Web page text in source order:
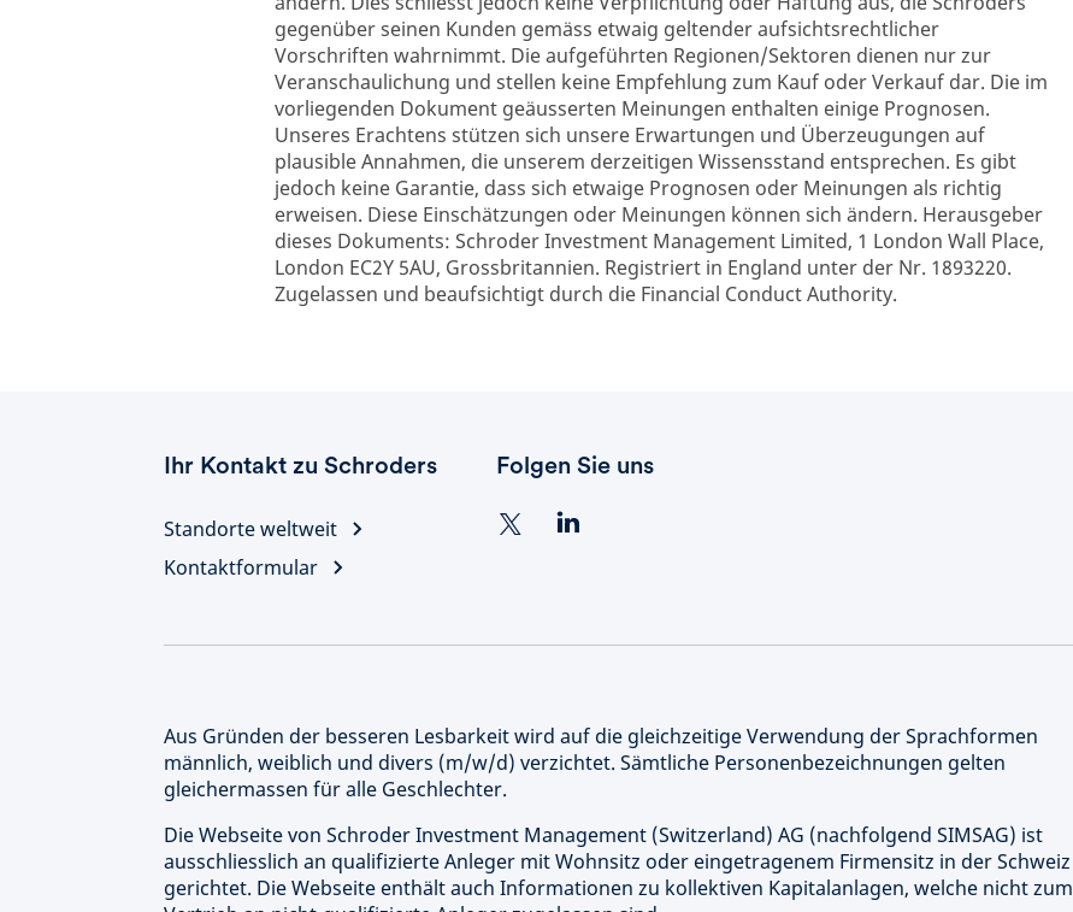
gegenüber seinen Kunden gemäss etwaig geltender aufsichtsrechtlicher
Vorschriften wahrnimmt. Die aufgeführten Regionen/Sektoren dienen nur zur
Veranschaulichung und stellen keine Empfehlung zum Kauf oder Verkauf dar. Die im
vorliegenden Dokument geäusserten Meinungen enthalten einige Prognosen.
Unseres Erachtens stützen sich unsere Erwartungen und Überzeugungen auf
plausible Annahmen, die unserem derzeitigen Wissensstand entsprechen. Es gibt
jedoch keine Garantie, dass sich etwaige Prognosen oder Meinungen als richtig
erweisen. Diese Einschätzungen oder Meinungen können sich ändern. Herausgeber
dieses Dokuments: Schroder Investment Management Limited, 1 London Wall Place,
London EC2Y 5AU, Grossbritannien. Registriert in England unter der Nr. 1893220.
Zugelassen und beaufsichtigt durch die Financial Conduct Authority.
Ihr Kontakt zu Schroders
Standorte weltweit
Kontaktformular
Folgen Sie uns
Aus Gründen der besseren Lesbarkeit wird auf die gleichzeitige Verwendung der Sprachformen
männlich, weiblich und divers (m/w/d) verzichtet. Sämtliche Personenbezeichnungen gelten
gleichermassen für alle Geschlechter.
Die Webseite von Schroder Investment Management (Switzerland) AG (nachfolgend SIMSAG) ist
ausschliesslich an qualifizierte Anleger mit Wohnsitz oder eingetragenem Firmensitz in der Schweiz
gerichtet. Die Webseite enthält auch Informationen zu kollektiven Kapitalanlagen, welche nicht zum